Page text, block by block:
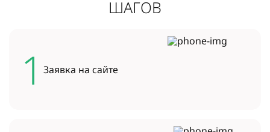
ШАГОВ
1 Заявка на сайте